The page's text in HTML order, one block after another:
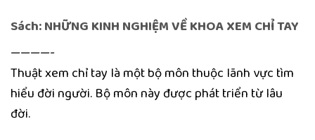
Sách: NHỮNG KINH NGHIỆM VỀ KHOA XEM CHỈ TAY
————-
Thuật xem chỉ tay là một bộ môn thuộc lãnh vực tìm
hiểu đời người. Bộ môn này được phát triển từ lâu
đời.